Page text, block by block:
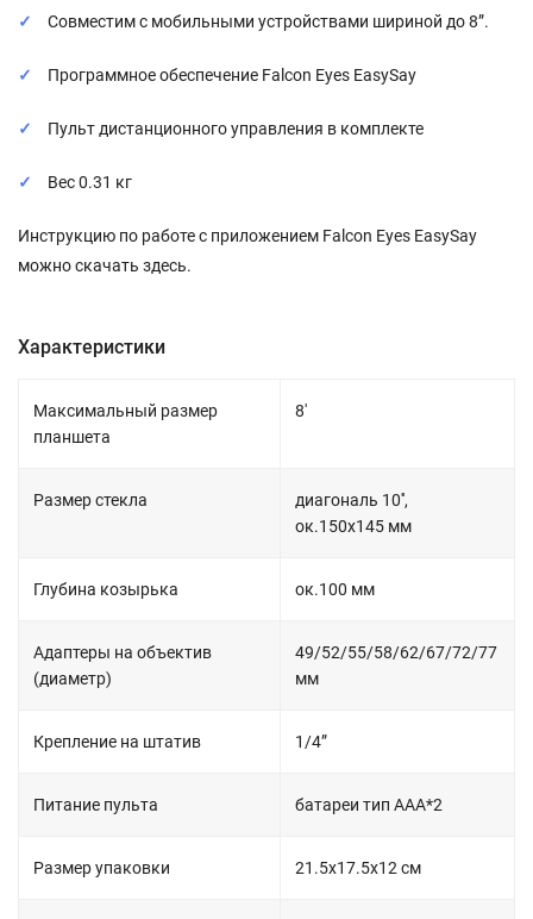
Совместим с мобильными устройствами шириной до 8”.
Программное обеспечение Falcon Eyes EasySay
Пульт дистанционного управления в комплекте
Вес 0.31 кг
Инструкцию по работе с приложением Falcon Eyes EasySay
можно скачать здесь.
Характеристики
Максимальный размер
планшета
8'
Размер стекла
диагональ 10'',
ок.150х145 мм
Глубина козырька ок.100 мм
Адаптеры на объектив
(диаметр)
49/52/55/58/62/67/72/77
мм
Крепление на штатив 1/4”
Питание пульта батареи тип ААА*2
Размер упаковки 21.5х17.5х12 см